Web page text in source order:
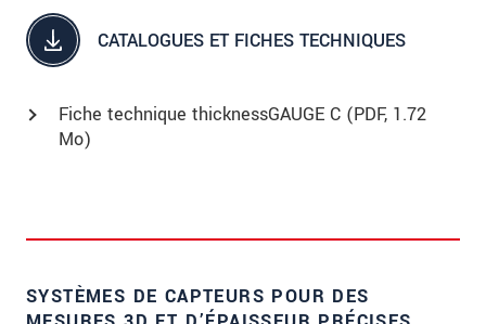
CATALOGUES ET FICHES TECHNIQUES
Fiche technique thicknessGAUGE C (PDF, 1.72
Mo)
SYSTÈMES DE CAPTEURS POUR DES